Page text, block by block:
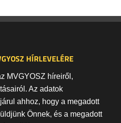
HÍRLEVELÉRE
MVGYOSZ híreiről,
Az adatok
ahhoz, hogy a megadott
Önnek, és a megadott